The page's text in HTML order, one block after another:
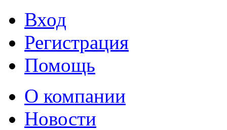
Вход
Регистрация
Помощь
О компании
Новости